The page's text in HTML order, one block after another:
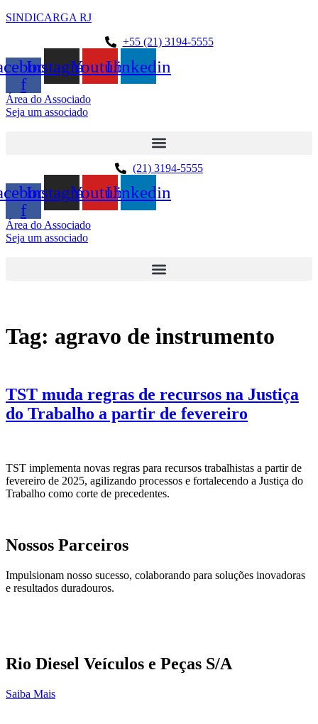
SINDICARGA RJ
+55 (21) 3194-5555
f
InstagramYoutubeLinkedin
Área do Associado
Seja um associado
(21) 3194-5555
f
InstagramYoutubeLinkedin
Área do Associado
Seja um associado
Tag: agravo de instrumento
TST muda regras de recursos na Justiça
do Trabalho a partir de fevereiro
TST implementa novas regras para recursos trabalhistas a partir de
fevereiro de 2025, agilizando processos e fortalecendo a Justiça do
Trabalho como corte de precedentes.
Nossos Parceiros
Impulsionam nosso sucesso, colaborando para soluções inovadoras
e resultados duradouros.
Rio Diesel Veículos e Peças S/A
Saiba Mais